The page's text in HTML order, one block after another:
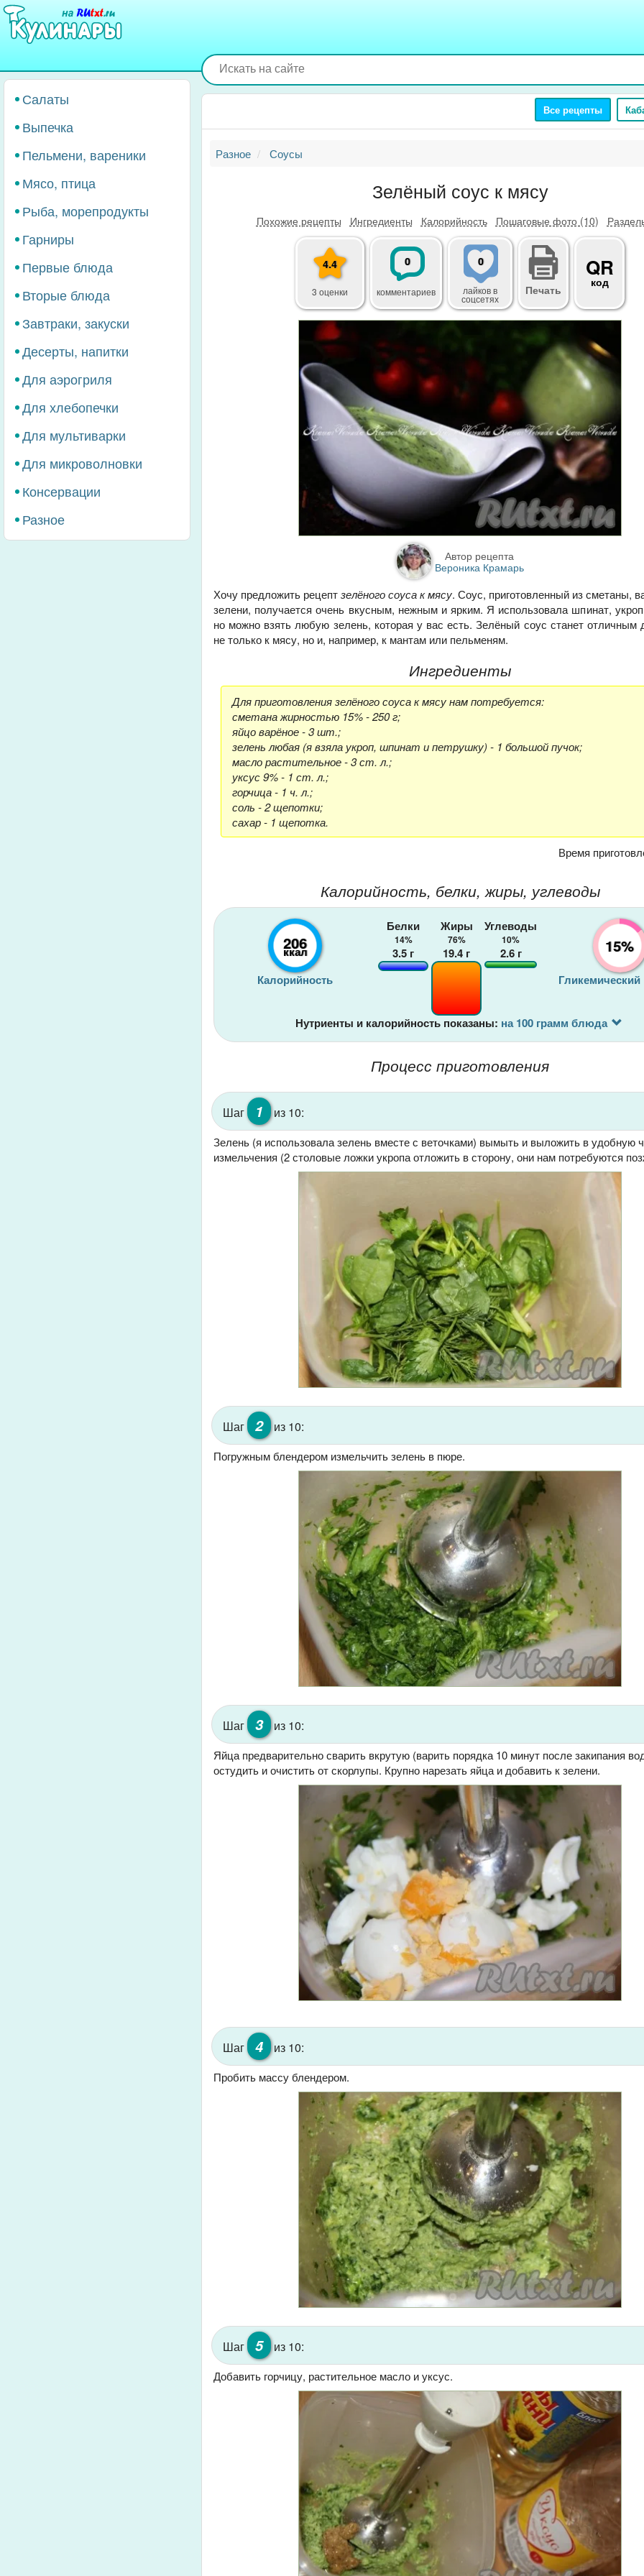
Перейти
основному
Салаты
Выпечка
Пельмени, вареники
Мясо, птица
Рыба, морепродукты
Гарниры
Первые блюда
Вторые блюда
Завтраки, закуски
Десерты, напитки
Для аэрогриля
Для хлебопечки
Для мультиварки
Для микроволновки
Консервации
Разное
Все рецепты
Разное Соусы
Зелёный соус к мясу
Похожие рецепты Ингредиенты Калорийность Пошаговые фото (10)
4.4
3 оценки
0
комментариев
0
лайковв
соцсетях
Печать
QR
код
Автор рецепта
Вероника Крамарь
Хочу предложить рецептзелёного соуса к мясу. Соус, приготовленный из сметаны,
зелени, получается очень вкусным, нежным и ярким. Я использовала шпинат,
но можно взять любую зелень, которая у вас есть. Зелёный соус станет отличным
не только к мясу, но и, например, к мантам или пельменям.
Ингредиенты
Для приготовления зелёного соуса к мясу нам потребуется:
сметана жирностью 15% - 250 г;
яйцо варёное - 3 шт.;
зелень любая (я взяла укроп, шпинат и петрушку) - 1 большой пучок;
масло растительное - 3 ст. л.;
уксус 9% - 1 ст. л.;
горчица - 1 ч. л.;
соль - 2 щепотки;
сахар - 1 щепотка.
Время
Калорийность, белки, жиры, углеводы
206
ккал
Калорийность
Белки
14%
3.5 г
Жиры
76%
19.4 г
Углеводы
10%
2.6г 15%
Гликемический
Нутриенты и калорийность показаны: на 100 грамм блюда
Процесс приготовления
Шаг 1 из 10:
Зелень (я использовала зелень вместе с веточками) вымыть и выложить в удобную
измельчения (2 столовые ложки укропа отложить в сторону, они нам потребуются
Шаг 2 из 10:
Погружным блендером измельчить зелень в пюре.
Шаг 3 из 10:
Яйца предварительно сварить вкрутую (варить порядка 10 минут после закипания
остудить и очистить от скорлупы. Крупно нарезать яйца и добавить к зелени.
Шаг 4 из 10:
Пробить массу блендером.
Шаг 5 из 10:
Добавить горчицу, растительное масло и уксус.